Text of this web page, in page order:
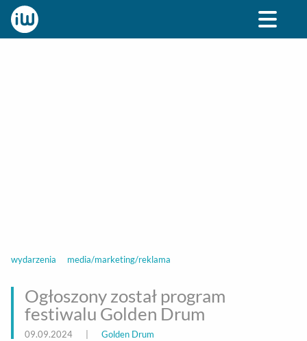
wydarzenia media/marketing/reklama
Ogłoszony został program
festiwalu Golden Drum
09.09.2024 Golden Drum